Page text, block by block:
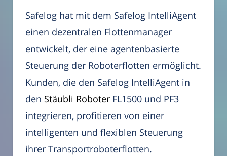
Safelog hat mit dem Safelog IntelliAgent
einen dezentralen Flottenmanager
entwickelt, der eine agentenbasierte
Steuerung der Roboterflotten ermöglicht.
Kunden, die den Safelog IntelliAgent in
den Stäubli Roboter FL1500 und PF3
integrieren, profitieren von einer
intelligenten und flexiblen Steuerung
ihrer Transportroboterflotten.